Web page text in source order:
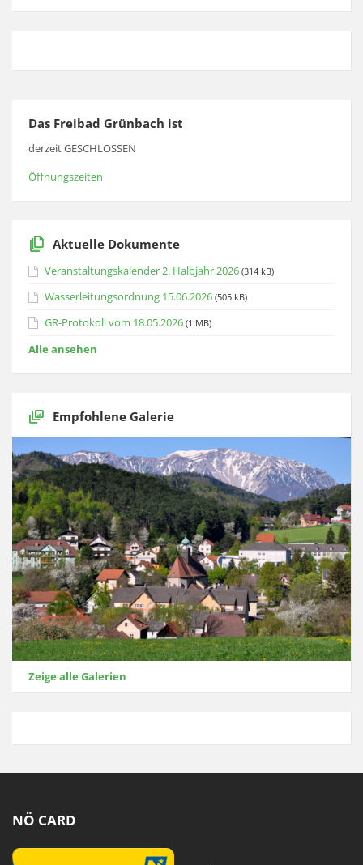
Das Freibad Grünbach ist
derzeit GESCHLOSSEN
Öffnungszeiten
Aktuelle Dokumente
Veranstaltungskalender 2. Halbjahr 2026 (314 kB)
Wasserleitungsordnung 15.06.2026 (505 kB)
GR-Protokoll vom 18.05.2026 (1 MB)
Alle ansehen
Empfohlene Galerie
Zeige alle Galerien
NÖ CARD